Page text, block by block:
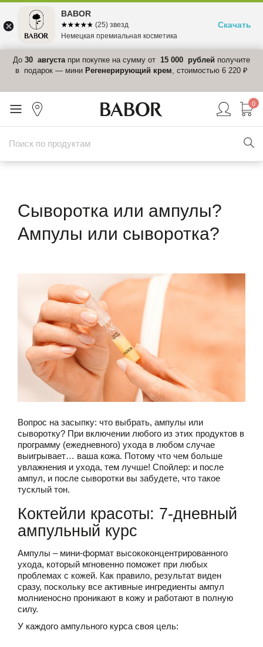
До 30 августапри покупке на сумму от 15 000 рублей получите
в подарок — мини Регенерирующий крем, стоимостью 6 220 ₽
0
Сыворотка или ампулы?
Ампулы или сыворотка?
Вопрос на засыпку: что выбрать, ампулы или
сыворотку? При включении любого из этих продуктов в
программу (ежедневного) ухода в любом случае
выигрывает… ваша кожа. Потому что чем больше
увлажнения и ухода, тем лучше! Спойлер: и после
ампул, и после сыворотки вы забудете, что такое
тусклый тон.
Коктейли красоты: 7-дневный
ампульный курс
Ампулы – мини-формат высококонцентрированного
ухода, который мгновенно поможет при любых
проблемах с кожей. Как правило, результат виден
сразу, поскольку все активные ингредиенты ампул
молниеносно проникают в кожу и работают в полную
силу.
У каждого ампульного курса своя цель:
BABOR
☆☆☆☆☆
★★★★★ (25) звезд
Немецкая премиальная косметика
Скачать